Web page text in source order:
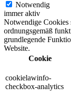
Notwendig
immer aktiv
Notwendige Cookies
ordnungsgemäß
grundlegende
Website.
Cookie
cookielawinfo-
checkbox-analytics